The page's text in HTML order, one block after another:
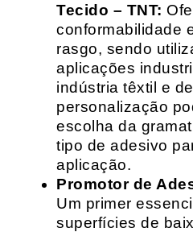
Tecido – TNT:
conformabilidade
rasgo, sendo
aplicações
indústria têxtil e
personalização
escolha da
tipo de adesivo
aplicação.
Promotor de
Um primer
superfícies de